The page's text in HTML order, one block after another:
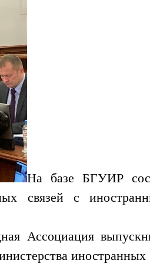
На базе БГУИР
связей с
Ассоциация